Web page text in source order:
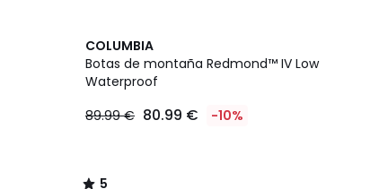
COLUMBIA
Botas de montaña Redmond™ IV Low
Waterproof
89.99 € 80.99 € -10%
5
/
5
5